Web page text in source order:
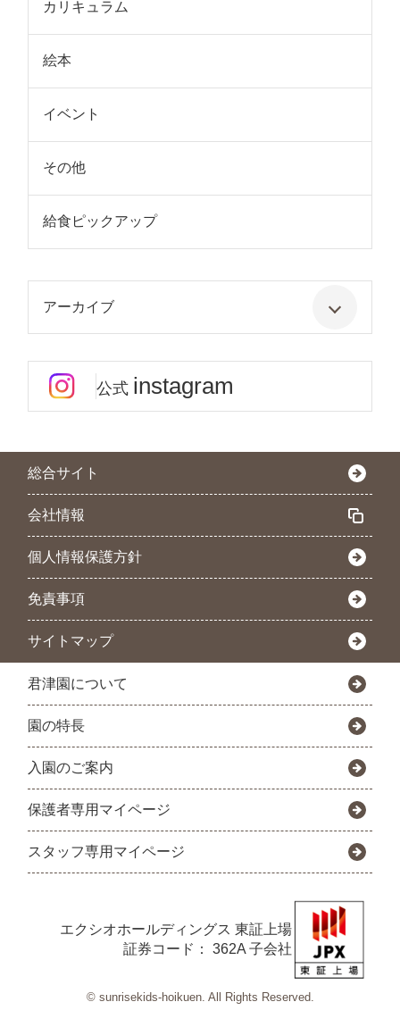
カリキュラム
絵本
イベント
その他
給食ピックアップ
アーカイブ
公式 instagram
総合サイト
会社情報
個人情報保護方針
免責事項
サイトマップ
君津園について
園の特長
入園のご案内
保護者専用マイページ
スタッフ専用マイページ
エクシオホールディングス 東証上場
証券コード： 362A 子会社
© sunrisekids-hoikuen. All Rights Reserved.